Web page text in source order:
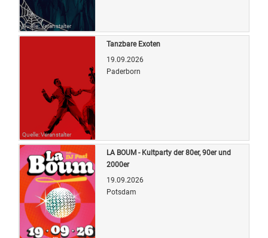
Quelle: Veranstalter
Quelle: Veranstalter
Tanzbare Exoten
19.09.2026
Paderborn
LA BOUM - Kultparty der 80er, 90er und
2000er
19.09.2026
Potsdam